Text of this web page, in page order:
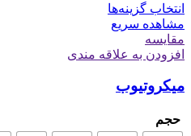
انتخاب گزینه‌ها
مشاهده سریع
مقایسه
افزودن به علاقه مندی
میکروتیوب
حجم